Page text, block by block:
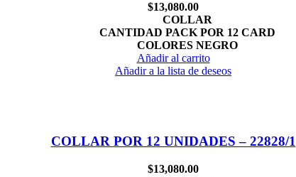
$13,080.00
COLLAR
CANTIDAD PACK POR 12 CARD
COLORES NEGRO
Añadir al carrito
Añadir a la lista de deseos
COLLAR POR 12 UNIDADES – 22828/1
$13,080.00